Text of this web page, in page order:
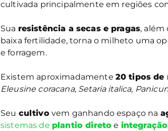
cultivada principalmente em regiões
Sua resistência a secas e pragas, além
baixa fertilidade, torna o milheto uma
e forragem.
Existem aproximadamente 20 tipos de
Eleusine coracana, Setaria italica,
Seu cultivovem ganhando espaço na
sistemas de plantio direto e